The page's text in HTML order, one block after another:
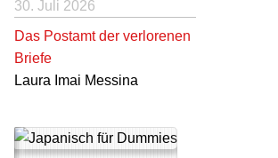
30. Juli 2026
Das Postamt der verlorenen
Briefe
Laura Imai Messina